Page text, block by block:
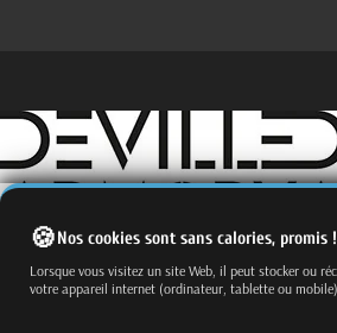
Nos cookies sont sans calories, promis !
Lorsque vous visitez un site Web, il peut stocker ou
votre appareil internet (ordinateur, tablette ou
Fermer
Trier par
Effacer